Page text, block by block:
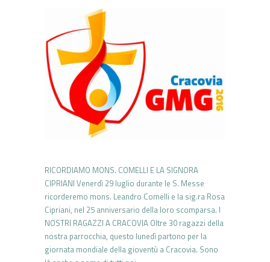
RICORDIAMO MONS. COMELLI E LA SIGNORA
CIPRIANI Venerdì 29 luglio durante le S. Messe
ricorderemo mons. Leandro Comelli e la sig.ra Rosa
Cipriani, nel 25 anniversario della loro scomparsa. I
NOSTRI RAGAZZI A CRACOVIA Oltre 30 ragazzi della
nostra parrocchia, questo lunedì partono per la
giornata mondiale della gioventù a Cracovia. Sono